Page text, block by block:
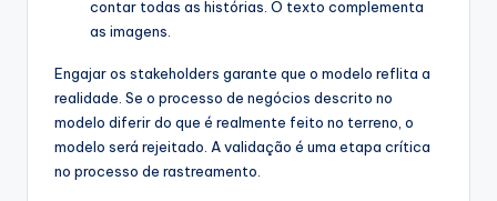
contar todas as histórias. O texto complementa
as imagens.
Engajar os stakeholders garante que o modelo reflita a
realidade. Se o processo de negócios descrito no
modelo diferir do que é realmente feito no terreno, o
modelo será rejeitado. A validação é uma etapa crítica
no processo de rastreamento.